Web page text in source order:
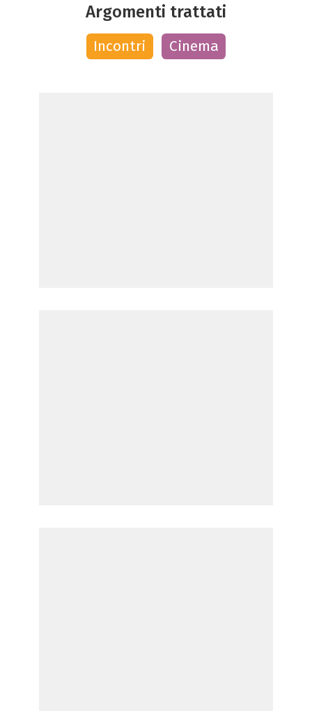
Argomenti trattati
Incontri Cinema